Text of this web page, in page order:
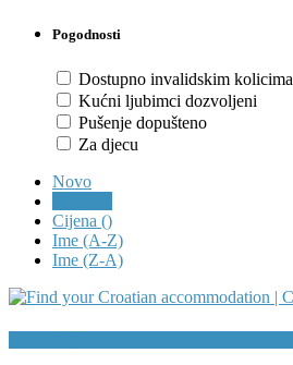
Pogodnosti
Dostupno invalidskim kolicima
Kućni ljubimci dozvoljeni
Pušenje dopušteno
Za djecu
Novo
Cijena ()
Ime (A-Z)
Ime (Z-A)